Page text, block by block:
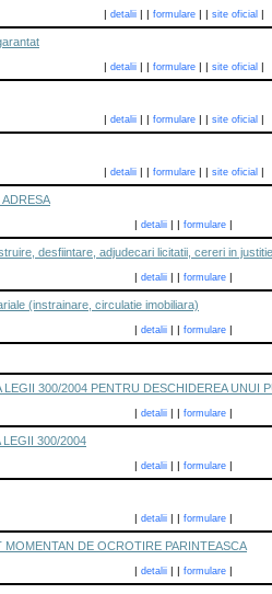
| detalii| | formulare| | site oficial|
| detalii| | formulare| | site oficial|
| detalii| | formulare| | site oficial|
| detalii| | formulare| | site oficial|
| detalii | | formulare |
desfiintare, adjudecari licitatii, cereri in
| detalii | | formulare |
(instrainare, circulatie imobiliara)
| detalii | | formulare |
300/2004 PENTRU DESCHIDEREA UNUI
| detalii | | formulare |
LEGII 300/2004
| detalii | | formulare |
| detalii | | formulare |
DE OCROTIRE PARINTEASCA
| detalii | | formulare |